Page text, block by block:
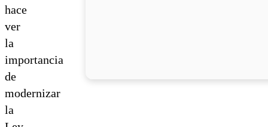
hace
ver
la
importancia
de
modernizar
la